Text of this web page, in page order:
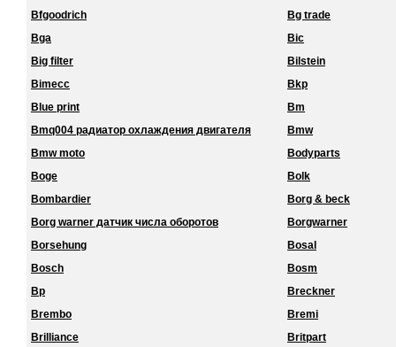
Bfgoodrich
Bg trade
Bga
Bic
Big filter
Bilstein
Bimecc
Bkp
Blue print
Bm
Bmq004 радиатор охлаждения двигателя
Bmw
Bmw moto
Bodyparts
Boge
Bolk
Bombardier
Borg & beck
Borg warner датчик числа оборотов
Borgwarner
Borsehung
Bosal
Bosch
Bosm
Bp
Breckner
Brembo
Bremi
Brilliance
Britpart